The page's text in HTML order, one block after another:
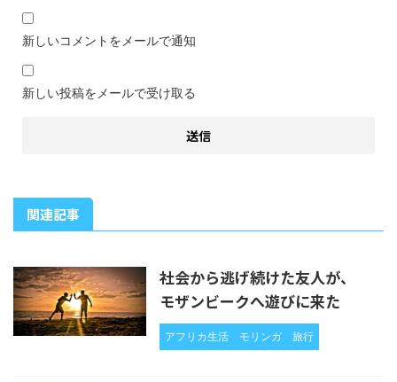
新しいコメントをメールで通知
新しい投稿をメールで受け取る
関連記事
社会から逃げ続けた友人が、
モザンビークへ遊びに来た
アフリカ生活 モリンガ 旅行